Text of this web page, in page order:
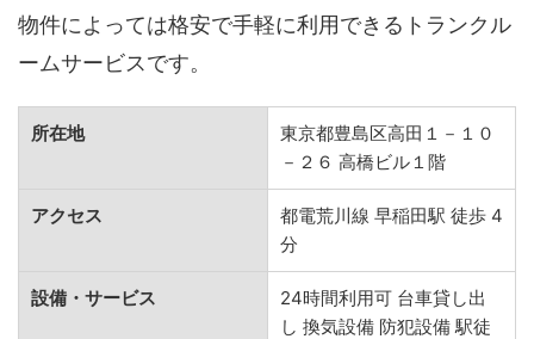
物件によっては格安で手軽に利用できるトランクル
ームサービスです。
所在地
東京都豊島区高田１－１０
－２６ 高橋ビル１階
アクセス
都電荒川線 早稲田駅 徒歩 4
分
設備・サービス
24時間利用可 台車貸し出
し 換気設備 防犯設備 駅徒